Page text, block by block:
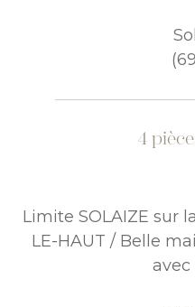
4
Limite SOLAIZE sur
LE-HAUT / Belle
avec